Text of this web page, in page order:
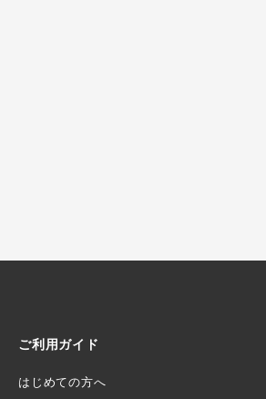
ご利用ガイド
はじめての方へ